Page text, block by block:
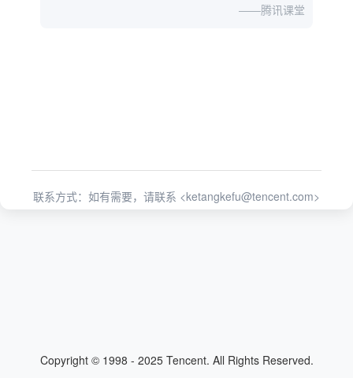
——腾讯课堂
联系方式：如有需要，请联系 <ketangkefu@tencent.com>
Copyright © 1998 - 2025 Tencent. All Rights Reserved.